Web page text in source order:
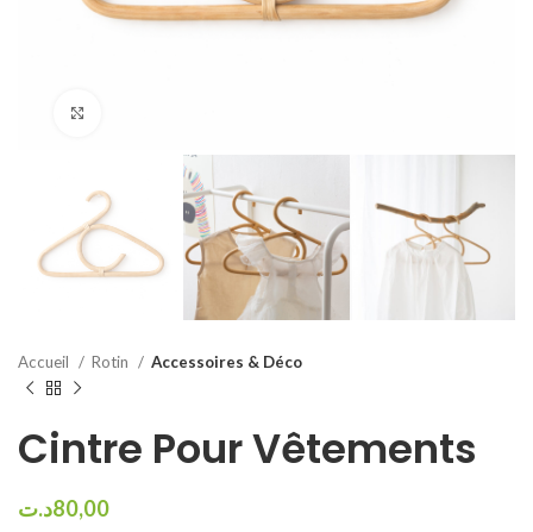
Accueil Rotin Accessoires & Déco
Cintre Pour Vêtements
80,00د.ت